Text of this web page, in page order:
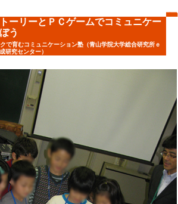
ーリーとＰＣゲームでコミュニケー
う
で育むコミュニケーション塾（青山学院大学総合研究所ｅ
研究センター）